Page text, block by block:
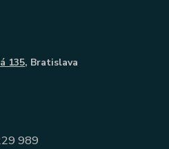
135, Bratislava
989